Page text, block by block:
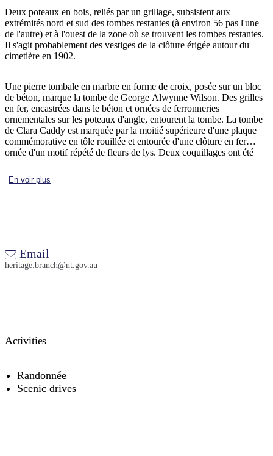
Rechercher:
Sign
up
Deux poteaux en bois, reliés par un grillage, subsistent aux
extrémités nord et sud des tombes restantes (à environ 56 pas l'une
de l'autre) et à l'ouest de la zone où se trouvent les tombes restantes.
Il s'agit probablement des vestiges de la clôture érigée autour du
cimetière en 1902.
Une pierre tombale en marbre en forme de croix, posée sur un bloc
de béton, marque la tombe de George Alwynne Wilson. Des grilles
en fer, encastrées dans le béton et ornées de ferronneries
ornementales sur les poteaux d'angle, entourent la tombe. La tombe
de Clara Caddy est marquée par la moitié supérieure d'une plaque
commémorative en tôle rouillée et entourée d'une clôture en fer
ornée d'un motif répété de fleurs de lys. Deux coquillages ont été
tombe est délimitée par une bordure en béton, une autre par une
pierre tombale en ardoise et une troisième par une bordure en tôle
En voir plus
Email
heritage.branch@nt.gov.au
Activities
Randonnée
Scenic drives